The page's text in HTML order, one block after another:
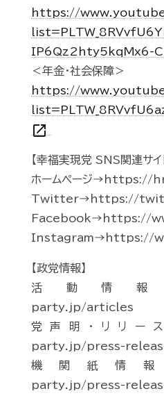
https://
IP6Qz2hty5kqMx6-C
＜年金・社会保障＞
https://
open_in_new
【幸福実現党 SNS関連サイ
ホームページ→https://
Twitter→https://
Facebook→https://
Instagram→https://
【政党情報】
活動情報
party.jp/articles
党声明・リリー
party.jp/press-
機関紙情報
party.jp/press-